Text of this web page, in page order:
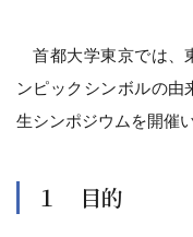
首都大学東京では、
ンピックシンボルの由
生シンポジウムを開催
１ 目的